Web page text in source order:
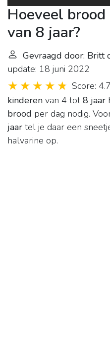
Hoeveel
van 8 jaar?
Gevraagd door: Britt
update: 18 juni 2022
Score:
kinderen van 4 tot8 jaar
brood per dag nodig.
jaar tel je daar een
halvarine op.